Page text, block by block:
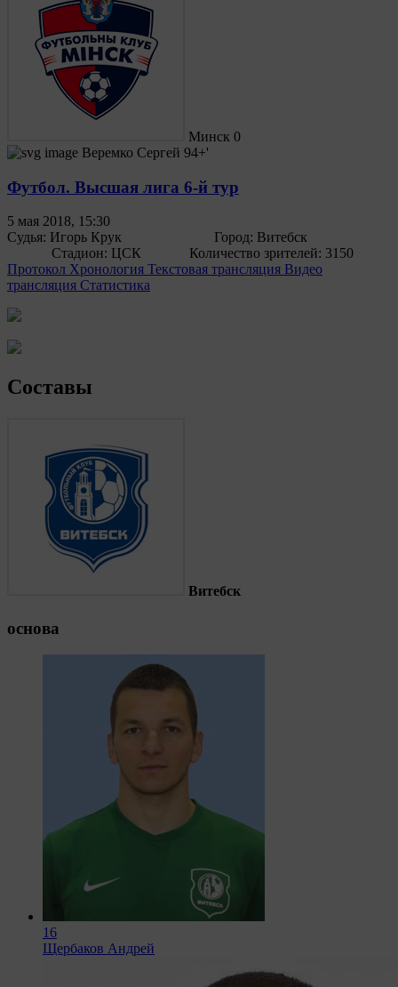
Минск 0
Веремко Сергей 94+'
Футбол. Высшая лига 6-й тур
5 мая 2018, 15:30
Судья: Игорь Крук Город: Витебск
Стадион: ЦСК Количество зрителей: 3150
Протокол Хронология Текстовая трансляция Видео
трансляция Статистика
Составы
Витебск
основа
16
Щербаков Андрей